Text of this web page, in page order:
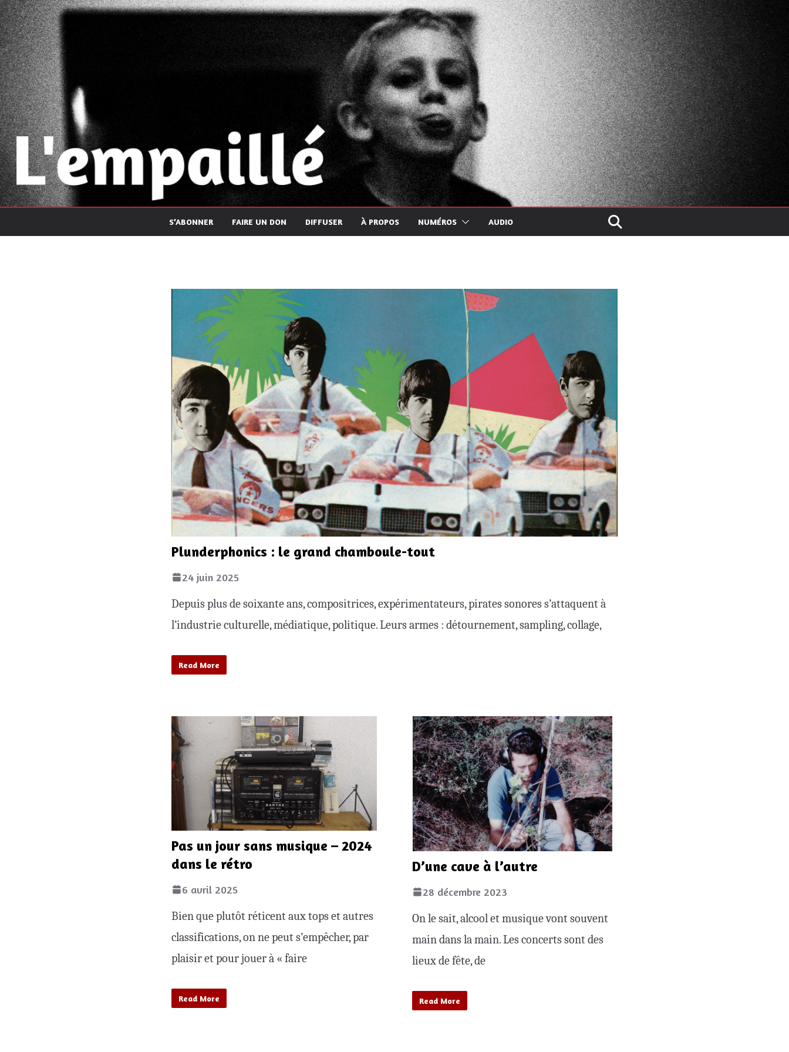
Passer
au
contenu
S’ABONNER FAIRE UN DON DIFFUSER À PROPOS NUMÉROS AUDIO
Plunderphonics : le grand chamboule-tout
24 juin 2025
Depuis plus de soixante ans, compositrices, expérimentateurs, pirates sonores s’attaquent à
l’industrie culturelle, médiatique, politique. Leurs armes : détournement, sampling, collage,
Read More
Pas un jour sans musique – 2024
dans le rétro
6 avril 2025
Bien que plutôt réticent aux tops et autres
classifications, on ne peut s’empêcher, par
plaisir et pour jouer à « faire
Read More
D’une cave à l’autre
28 décembre 2023
On le sait, alcool et musique vont souvent
main dans la main. Les concerts sont des
lieux de fête, de
Read More